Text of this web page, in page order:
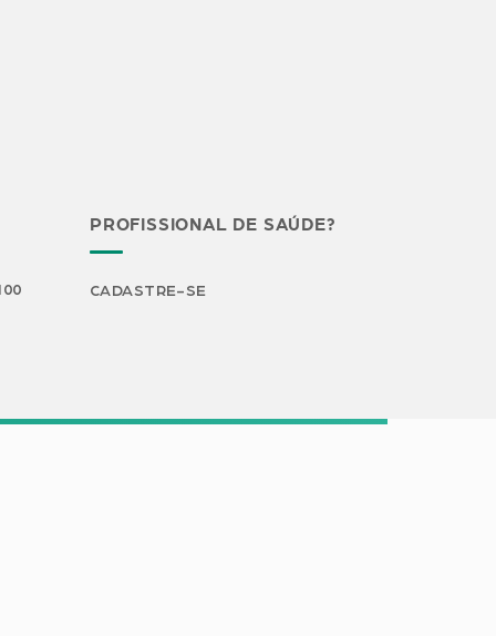
PROFISSIONAL DE SAÚDE?
CADASTRE-SE